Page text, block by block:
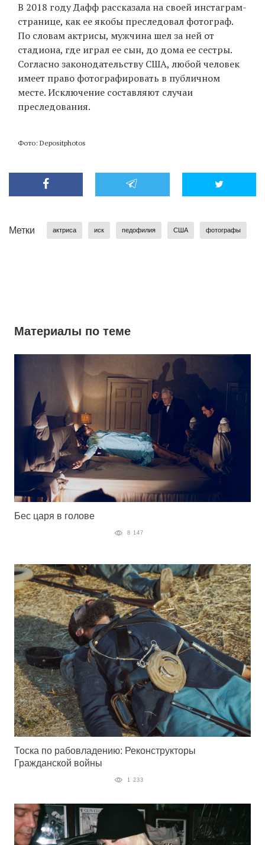
В 2018 году Дафф рассказала на своей инстаграм-
странице, как ее якобы преследовал фотограф.
По словам актрисы, мужчина шел за ней от
стадиона, где играл ее сын, до дома ее сестры.
Согласно законодательству США, любой человек
имеет право фотографировать в публичном
месте. Исключение составляют случаи
преследования.
Фото: Depositphotos
Метки актриса иск педофилия США фотографы
Материалы по теме
Бес царя в голове
8 147
Тоска по рабовладению: Реконструкторы
Гражданской войны
1 233